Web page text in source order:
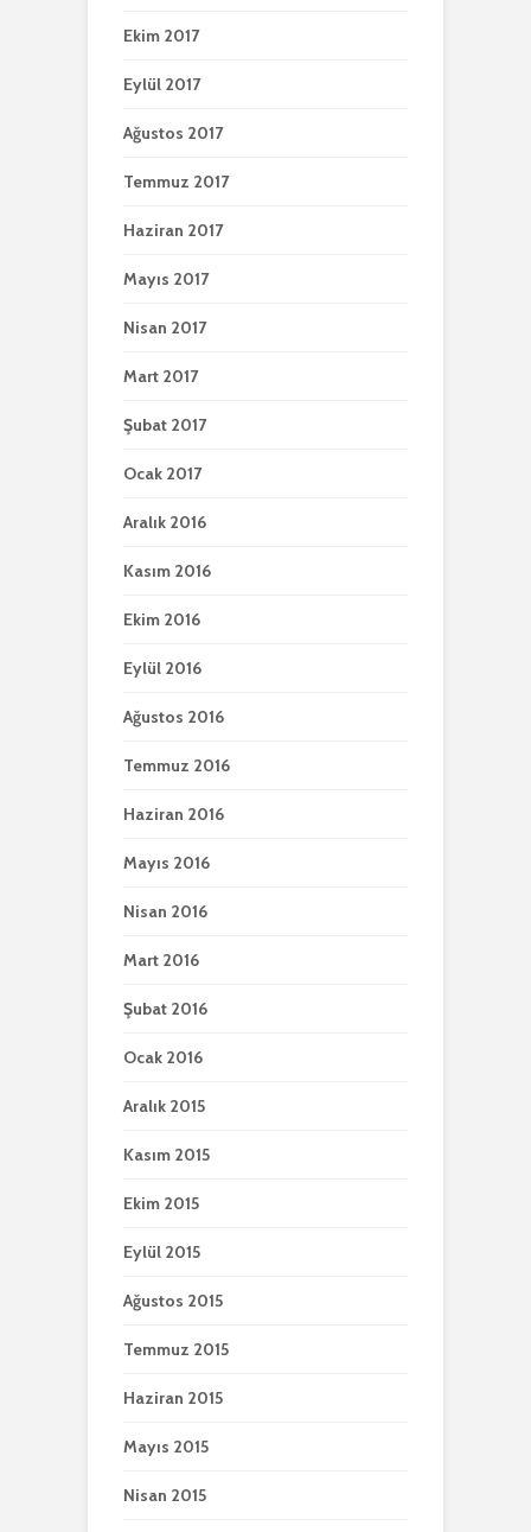
Ekim 2017
Eylül 2017
Ağustos 2017
Temmuz 2017
Haziran 2017
Mayıs 2017
Nisan 2017
Mart 2017
Şubat 2017
Ocak 2017
Aralık 2016
Kasım 2016
Ekim 2016
Eylül 2016
Ağustos 2016
Temmuz 2016
Haziran 2016
Mayıs 2016
Nisan 2016
Mart 2016
Şubat 2016
Ocak 2016
Aralık 2015
Kasım 2015
Ekim 2015
Eylül 2015
Ağustos 2015
Temmuz 2015
Haziran 2015
Mayıs 2015
Nisan 2015